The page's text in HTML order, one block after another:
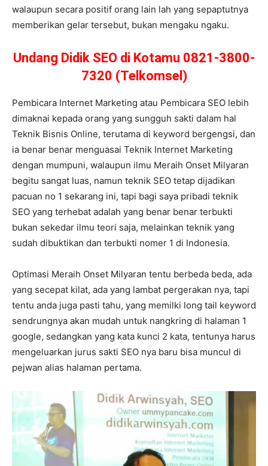
walaupun secara positif orang lain lah yang sepaptutnya
memberikan gelar tersebut, bukan mengaku ngaku.
Undang Didik SEO di Kotamu 0821-3800-
7320 (Telkomsel)
Pembicara Internet Marketing atau Pembicara SEO lebih
dimaknai kepada orang yang sungguh sakti dalam hal
Teknik Bisnis Online, terutama di keyword bergengsi, dan
ia benar benar menguasai Teknik Internet Marketing
dengan mumpuni, walaupun ilmu Meraih Onset Milyaran
begitu sangat luas, namun teknik SEO tetap dijadikan
pacuan no 1 sekarang ini, tapi bagi saya pribadi teknik
SEO yang terhebat adalah yang benar benar terbukti
bukan sekedar ilmu teori saja, melainkan teknik yang
sudah dibuktikan dan terbukti nomer 1 di Indonesia.
Optimasi Meraih Onset Milyaran tentu berbeda beda, ada
yang secepat kilat, ada yang lambat pergerakan nya, tapi
tentu anda juga pasti tahu, yang memilki long tail keyword
sendrungnya akan mudah untuk nangkring di halaman 1
google, sedangkan yang kata kunci 2 kata, tentunya harus
mengeluarkan jurus sakti SEO nya baru bisa muncul di
pejwan alias halaman pertama.